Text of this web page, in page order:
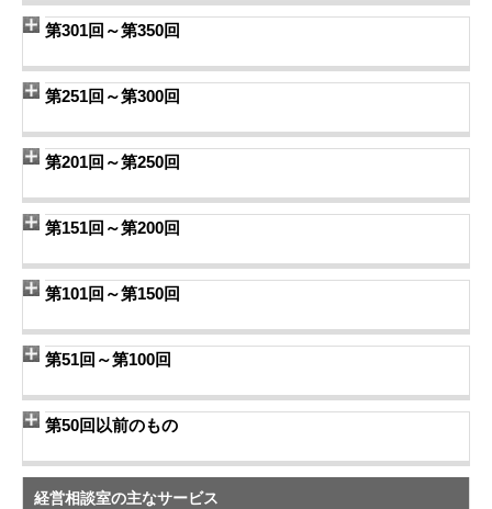
第301回～第350回
第251回～第300回
第201回～第250回
第151回～第200回
第101回～第150回
第51回～第100回
第50回以前のもの
経営相談室の主なサービス